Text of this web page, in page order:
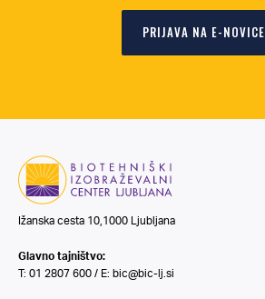
PRIJAVA NA E-NOVICE
Ižanska cesta 10,1000 Ljubljana
Glavno tajništvo:
T: 01 2807 600 / E: bic@bic-lj.si